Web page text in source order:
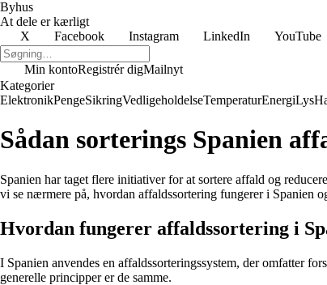
Byhus
At dele er kærligt
X
Facebook Instagram LinkedIn YouTube
Min kontoRegistrér digMailnyt
Kategorier
ElektronikPengeSikringVedligeholdelseTemperaturEnergiLys
Sådan sorterings Spanien
Spanien har taget flere initiativer for at sortere affald og
vi se nærmere på, hvordan affaldssortering fungerer i Spanien
Hvordan fungerer affaldssortering i
I Spanien anvendes en affaldssorteringssystem, der omfatter
generelle principper er de samme.